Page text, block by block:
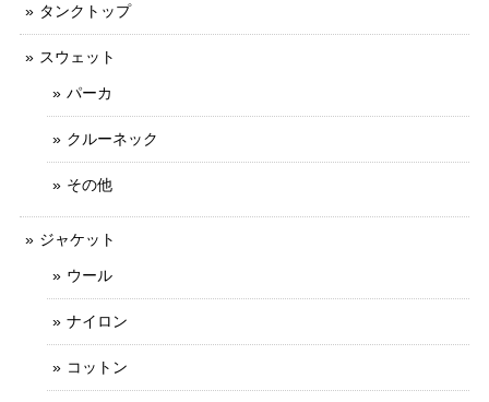
タンクトップ
スウェット
パーカ
クルーネック
その他
ジャケット
ウール
ナイロン
コットン